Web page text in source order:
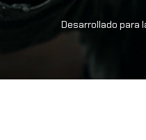
Desarrollado para